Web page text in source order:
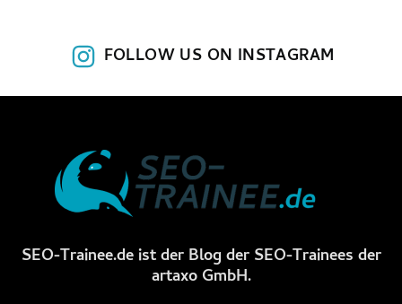
FOLLOW US ON INSTAGRAM
SEO-Trainee.de ist der Blog der SEO-Trainees der
artaxo GmbH.